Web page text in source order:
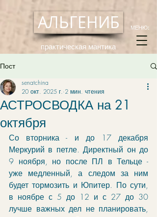
АЛЬГЕНИБ
практическая мантика
МЕНЮ:
Пост
АСТРОСВОДКА на 21
октября
senatchina
20 окт. 2025 г. 2 мин. чтения
Со вторника - и до 17 декабря
Меркурий в петле. Директный он до
9 ноября, но после ПЛ в Тельце -
уже медленный, а следом за ним
будет тормозить и Юпитер. По сути,
в ноябре с 5 до 12 и с 27 до 30
лучше важных дел не планировать,